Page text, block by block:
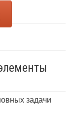
задачи